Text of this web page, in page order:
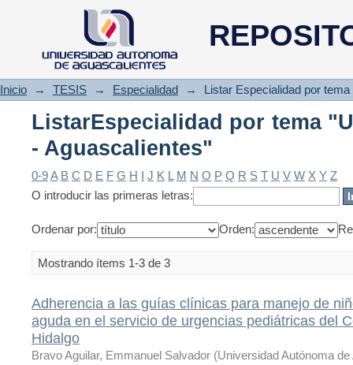
ListarEspecialidad por tema
Inicio → TESIS → Especialidad → Listar Especialidad por tema
ListarEspecialidad por tema
- Aguascalientes"
0-9A B C D E F G H I J K L M N O P Q R S T U V W X Y Z
O introducir las primeras letras:
Ordenar por: Orden:
Mostrando ítems 1-3 de 3
Adherencia a las guías clínicas para manejo de
aguda en el servicio de urgencias pediátricas del
Hidalgo
Bravo Aguilar, Emmanuel Salvador (Universidad Autónoma